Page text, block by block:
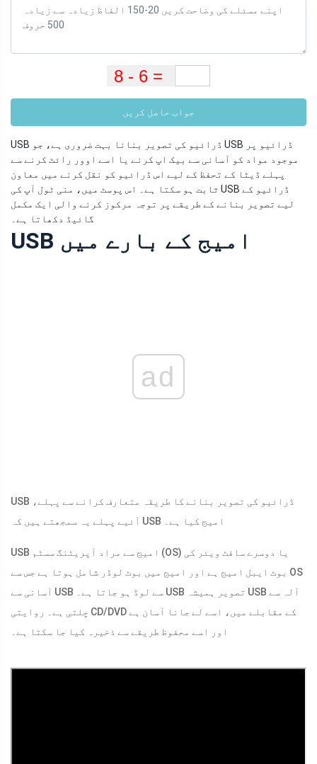
جواب حاصل کریں
USB ڈرائیو کی تصویر بنانا بہت ضروری ہے، جو USB ڈرائیو پر
موجود مواد کو آسانی سے بیک اپ کرنے یا اسے اوور رائٹ کرنے سے
پہلے ڈیٹا کے تحفظ کے لیے اس ڈرائیو کو نقل کرنے میں معاون
ثابت ہو سکتا ہے۔ اس پوسٹ میں، منی ٹول آپ کی USB ڈرائیو کے
لیے تصویر بنانے کے طریقے پر توجہ مرکوز کرنے والی ایک مکمل
گائیڈ دکھاتا ہے۔
USB امیج کے بارے میں
ad
USB ڈرائیو کی تصویر بنانے کا طریقہ متعارف کرانے سے پہلے،
آئیے پہلے یہ سمجھتے ہیں کہ USB امیج کیا ہے۔
USB امیج سے مراد آپریٹنگ سسٹم (OS) یا دوسرے سافٹ ویئر کی
بوٹ ایبل امیج ہے اور امیج میں بوٹ لوڈر شامل ہوتا ہے جس سے OS
آسانی سے USB سے لوڈ ہو جاتا ہے۔ USB تصویر ہمیشہ USB آلہ سے
چلتی ہے۔ روایتی CD/DVD کے مقابلے میں، اسے لے جانا آسان ہے
اور اسے محفوظ طریقے سے ذخیرہ کیا جا سکتا ہے۔